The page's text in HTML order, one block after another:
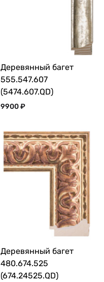
Деревянный багет
555.547.607
(5474.607.QD)
9900₽
Деревянный багет
480.674.525
(674.24525.QD)